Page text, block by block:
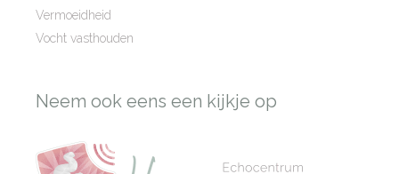
Vermoeidheid
Vocht vasthouden
Neem ook eens een kijkje op